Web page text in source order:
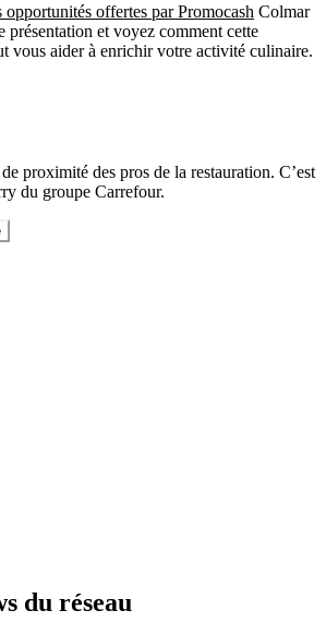
offertes par Promocash Colmar
présentation et voyez comment cette
vous aider à enrichir votre activité culinaire.
proximité des pros de la restauration. C’est
du groupe Carrefour.
du réseau